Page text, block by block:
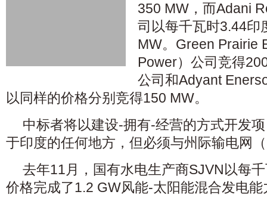
350 MW，而Adani
司以每千瓦时3.44印
MW。Green Prairie
Power）公司竞得
公司和Adyant
以同样的价格分别竞得150 MW。
中标者将以建设-拥有-经营的方式开发
于印度的任何地方，但必须与州际输电网
去年11月，国有水电生产商SJVN以每
价格完成了1.2 GW风能-太阳能混合发电能